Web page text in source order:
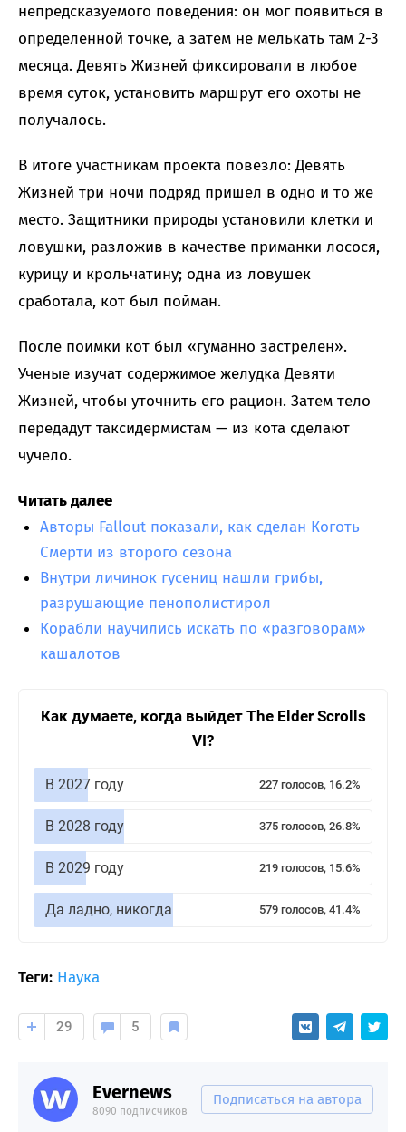
непредсказуемого поведения: он мог появиться в
определенной точке, а затем не мелькать там 2-3
месяца. Девять Жизней фиксировали в любое
время суток, установить маршрут его охоты не
получалось.
В итоге участникам проекта повезло: Девять
Жизней три ночи подряд пришел в одно и то же
место. Защитники природы установили клетки и
ловушки, разложив в качестве приманки лосося,
курицу и крольчатину; одна из ловушек
сработала, кот был пойман.
После поимки кот был «гуманно застрелен».
Ученые изучат содержимое желудка Девяти
Жизней, чтобы уточнить его рацион. Затем тело
передадут таксидермистам — из кота сделают
чучело.
Читать далее
Авторы Fallout показали, как сделан Коготь
Смерти из второго сезона
Внутри личинок гусениц нашли грибы,
разрушающие пенополистирол
Корабли научились искать по «разговорам»
кашалотов
Как думаете, когда выйдет The Elder Scrolls
VI?
В 2027 году 227 голосов, 16.2%
В 2028 году 375 голосов, 26.8%
В 2029 году 219 голосов, 15.6%
Да ладно, никогда 579 голосов, 41.4%
Теги: Наука
29 5
Evernews
8090 подписчиков
Подписаться на автора